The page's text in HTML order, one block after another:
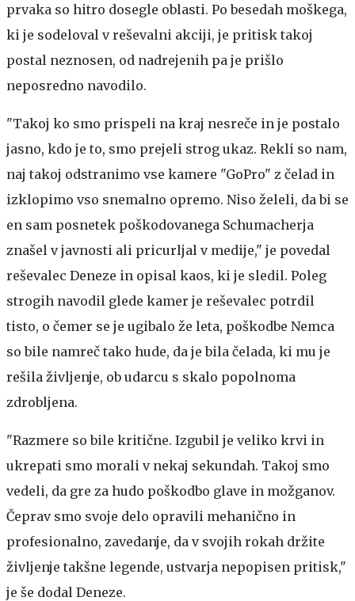
prvaka so hitro dosegle oblasti. Po besedah ​​moškega,
ki je sodeloval v reševalni akciji, je pritisk takoj
postal neznosen, od nadrejenih pa je prišlo
neposredno navodilo.
"Takoj ko smo prispeli na kraj nesreče in je postalo
jasno, kdo je to, smo prejeli strog ukaz. Rekli so nam,
naj takoj odstranimo vse kamere "GoPro" z čelad in
izklopimo vso snemalno opremo. Niso želeli, da bi se
en sam posnetek poškodovanega Schumacherja
znašel v javnosti ali pricurljal v medije," je povedal
reševalec Deneze in opisal kaos, ki je sledil. Poleg
strogih navodil glede kamer je reševalec potrdil
tisto, o čemer se je ugibalo že leta, poškodbe Nemca
so bile namreč tako hude, da je bila čelada, ki mu je
rešila življenje, ob udarcu s skalo popolnoma
zdrobljena.
"Razmere so bile kritične. Izgubil je veliko krvi in ​​
ukrepati smo morali v nekaj sekundah. Takoj smo
vedeli, da gre za hudo poškodbo glave in možganov.
Čeprav smo svoje delo opravili mehanično in
profesionalno, zavedanje, da v svojih rokah držite
življenje takšne legende, ustvarja nepopisen pritisk,"
je še dodal Deneze.